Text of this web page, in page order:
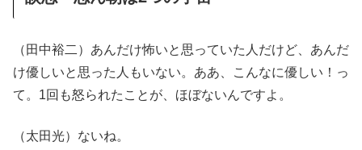
（田中裕二）あんだけ怖いと思っていた人だけど、あんだ
け優しいと思った人もいない。ああ、こんなに優しい！っ
て。1回も怒られたことが、ほぼないんですよ。
（太田光）ないね。